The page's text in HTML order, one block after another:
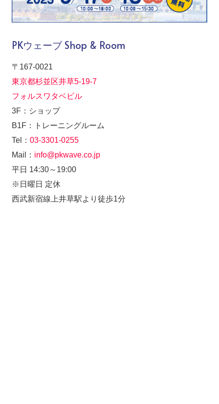
PKウェーブ Shop & Room
〒167-0021
東京都杉並区井草5-19-7
フォルスワタベビル
3F：ショップ
B1F：トレーニングルーム
Tel： 03-3301-0255
Mail： info@pkwave.co.jp
平日 14:30～19:00
※日曜日 定休
西武新宿線上井草駅より徒歩1分